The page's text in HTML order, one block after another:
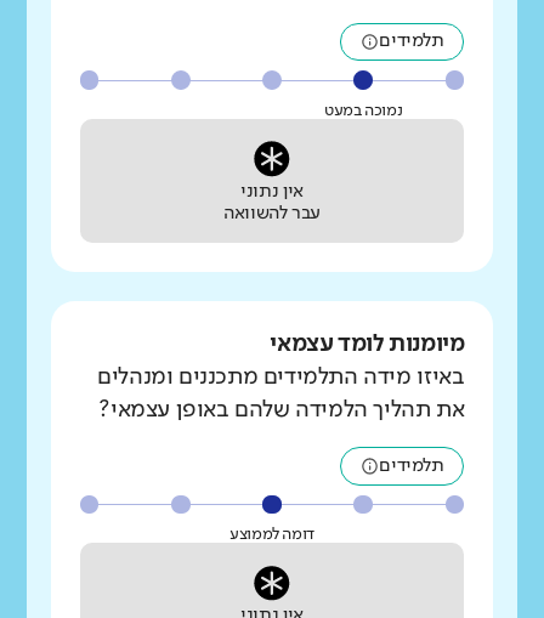
תלמידים
נמוכה במעט
אין נתוני
עבר להשוואה
מיומנות לומד עצמאי
באיזו מידה התלמידים מתכננים ומנהלים
את תהליך הלמידה שלהם באופן עצמאי?
תלמידים
דומה לממוצע